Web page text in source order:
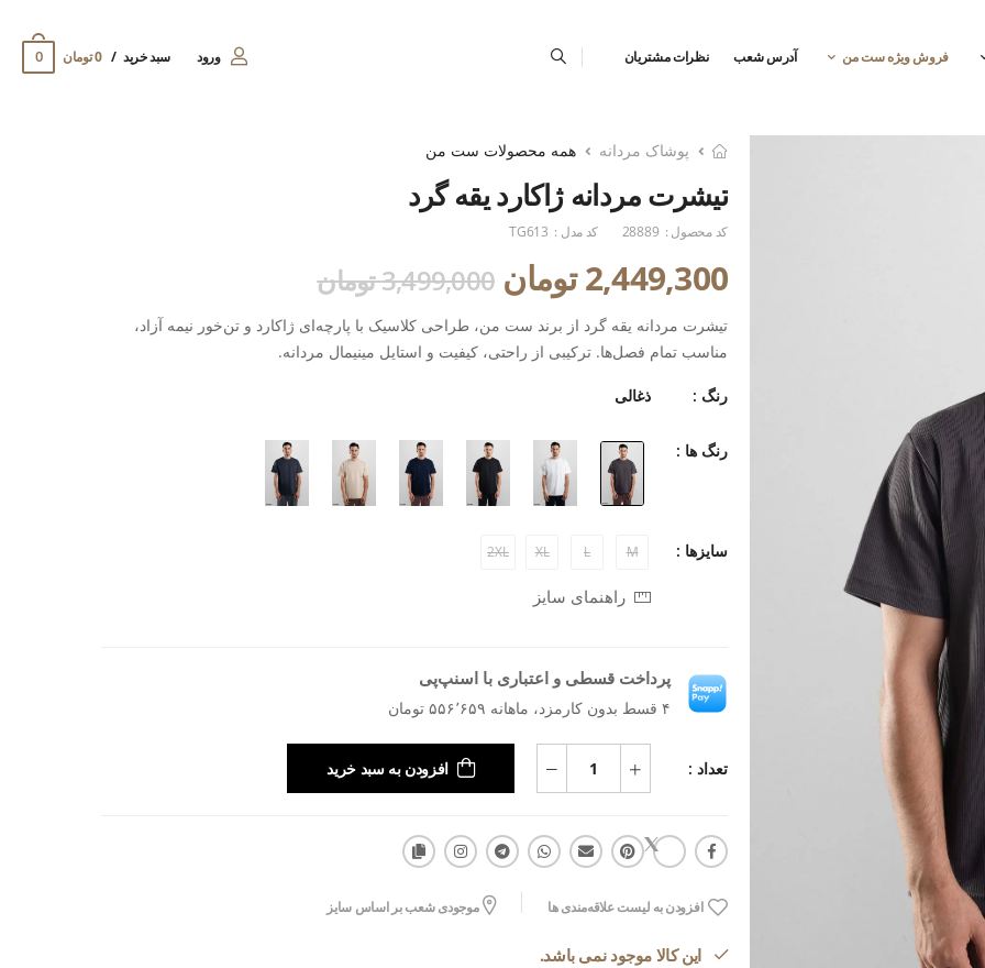
فروش ویژه ست من آدرس شعب نظرات مشتریان ورود سبد خرید 0 تومان 0
پوشاک مردانه همه محصولات ست من
تیشرت مردانه ژاکارد یقه گرد
کد محصول : 28889 کد مدل : TG613
2,449,300 تومان 3,499,000 تومان
تیشرت مردانه یقه گرد از برند ست‌ من، طراحی کلاسیک با پارچه‌ای ژاکارد و تن‌خور نیمه آزاد،
مناسب تمام فصل‌ها. ترکیبی از راحتی، کیفیت و استایل مینیمال مردانه.
رنگ : ذغالی
رنگ ها :
سایزها : M
L
XL
2XL
راهنمای سایز
پرداخت قسطی و اعتباری با اسنپ‌پی
۴ قسط بدون کارمزد، ماهانه ۵۵۶٬۶۵۹ تومان
تعداد : افزودن به سبد خرید
افزودن به لیست علاقه‌مندی ها موجودی شعب بر اساس سایز
این کالا موجود نمی باشد.